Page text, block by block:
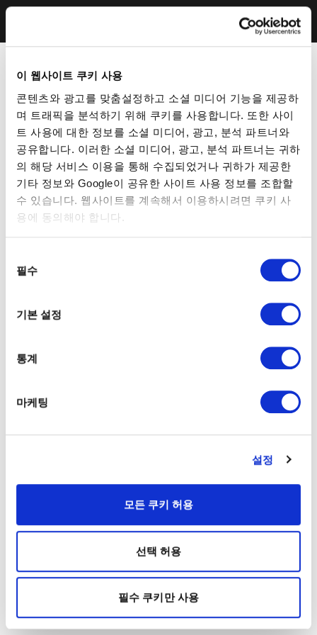
이 웹사이트 쿠키 사용
콘텐츠와 광고를 맞춤설정하고 소셜 미디어 기능을 제공하
며 트래픽을 분석하기 위해 쿠키를 사용합니다. 또한 사이
트 사용에 대한 정보를 소셜 미디어, 광고, 분석 파트너와
공유합니다. 이러한 소셜 미디어, 광고, 분석 파트너는 귀하
의 해당 서비스 이용을 통해 수집되었거나 귀하가 제공한
기타 정보와 Google이 공유한 사이트 사용 정보를 조합할
수 있습니다. 웹사이트를 계속해서 이용하시려면 쿠키 사
용에 동의해야 합니다.
필수
기본 설정
통계
마케팅
설정
모든 쿠키 허용
선택 허용
필수 쿠키만 사용